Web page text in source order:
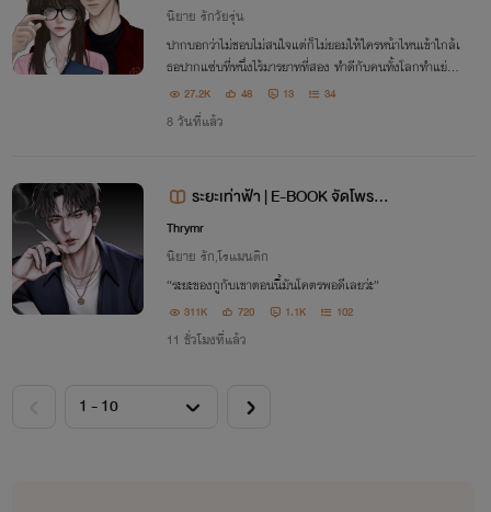
นิยาย รักวัยรุ่น
ปากบอกว่าไม่ชอบไม่สนใจแต่ก็ไม่ยอมให้ใครหน้าไหนเข้าใกล้เ
ธอปากแซ่บที่หนึ่งไร้มารยาทที่สอง ทำดีกับคนทั้งโลกทำแย่กับ
เธอคนเดียว
27.2K 48 13 34
8 วันที่แล้ว
ระยะเท่าฟ้า | E-BOOK จัดโพรโม
ชัน
Thrymr
นิยาย รัก,โรแมนติก
“ระยะของกูกับเขาตอนนี้มันโคตรพอดีเลยว่ะ”
311K 720 1.1K 102
11 ชั่วโมงที่แล้ว